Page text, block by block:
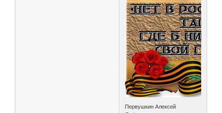
Первушкин Алексей